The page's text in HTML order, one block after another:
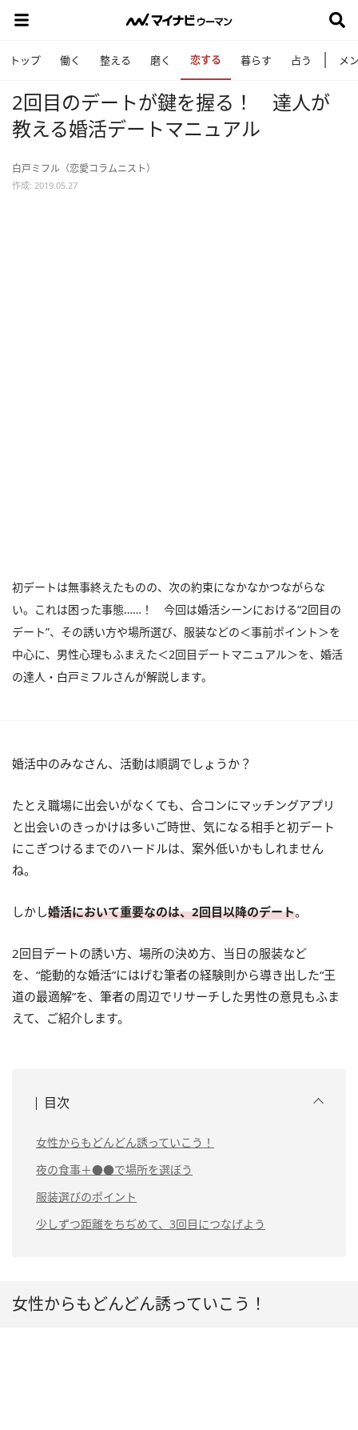
トップ 働く 整える 磨く 恋する 暮らす 占う メ
2回目のデートが鍵を握る！ 達人が
教える婚活デートマニュアル
白戸ミフル（恋愛コラムニスト）
作成: 2019.05.27
初デートは無事終えたものの、次の約束になかなかつながらな
い。これは困った事態……！ 今回は婚活シーンにおける“2回目の
デート”、その誘い方や場所選び、服装などの＜事前ポイント＞を
中心に、男性心理もふまえた＜2回目デートマニュアル＞を、婚活
の達人・白戸ミフルさんが解説します。
婚活中のみなさん、活動は順調でしょうか？
たとえ職場に出会いがなくても、合コンにマッチングアプリ
と出会いのきっかけは多いご時世、気になる相手と初デート
にこぎつけるまでのハードルは、案外低いかもしれません
ね。
しかし婚活において重要なのは、2回目以降のデート。
2回目デートの誘い方、場所の決め方、当日の服装など
を、“能動的な婚活”にはげむ筆者の経験則から導き出した“王
道の最適解”を、筆者の周辺でリサーチした男性の意見もふま
えて、ご紹介します。
目次
女性からもどんどん誘っていこう！
夜の食事＋●●で場所を選ぼう
服装選びのポイント
少しずつ距離をちぢめて、3回目につなげよう
女性からもどんどん誘っていこう！